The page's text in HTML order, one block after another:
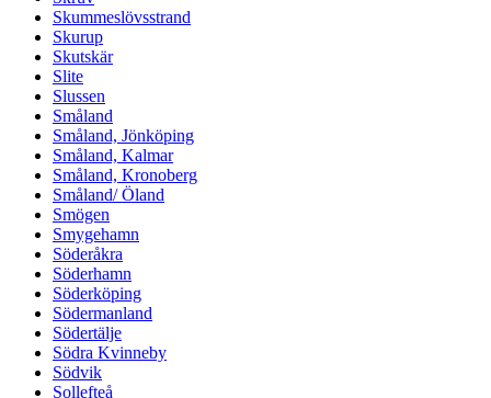
Skummeslövsstrand
Skurup
Skutskär
Slite
Slussen
Småland
Småland, Jönköping
Småland, Kalmar
Småland, Kronoberg
Småland/ Öland
Smögen
Smygehamn
Söderåkra
Söderhamn
Söderköping
Södermanland
Södertälje
Södra Kvinneby
Södvik
Sollefteå